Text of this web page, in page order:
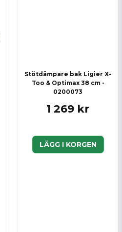
Stötdämpare bak Ligier X-
Too & Optimax 38 cm -
0200073
1 269 kr
LÄGG I KORGEN